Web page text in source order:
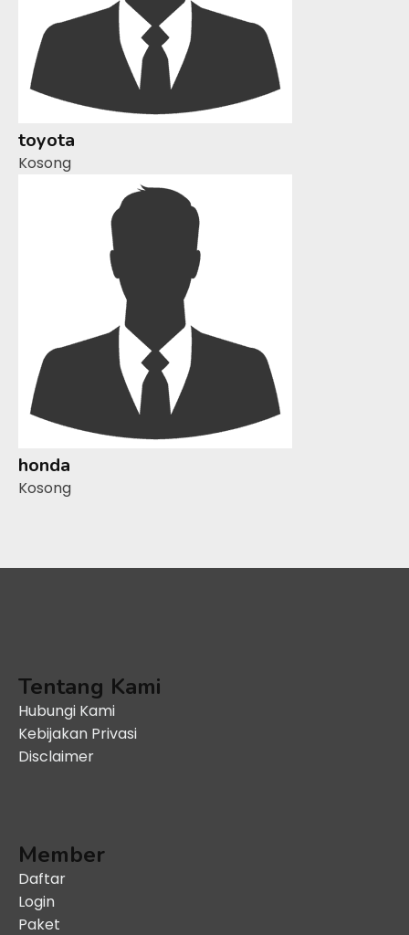
toyota
Kosong
honda
Kosong
Tentang Kami
Hubungi Kami
Kebijakan Privasi
Disclaimer
Member
Daftar
Login
Paket